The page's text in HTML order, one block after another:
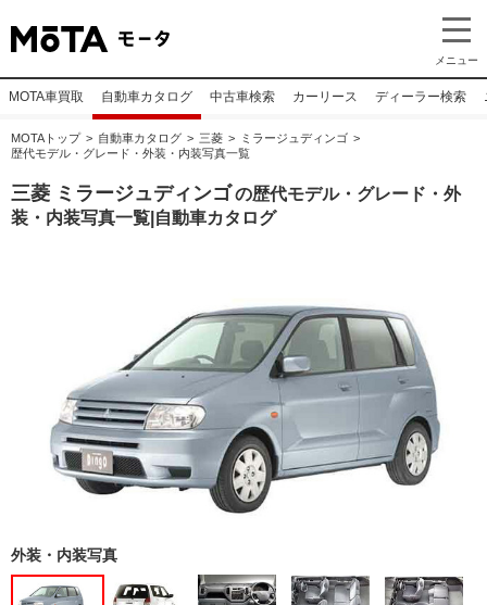
メニュー
MOTA車買取 自動車カタログ 中古車検索 カーリース ディーラー検索
MOTAトップ 自動車カタログ 三菱
ミラージュディンゴ
歴代モデル・グレード・外装・内装写真一覧
三菱 ミラージュディンゴの歴代モデル・グレード・外
装・内装写真一覧|自動車カタログ
外装・内装写真